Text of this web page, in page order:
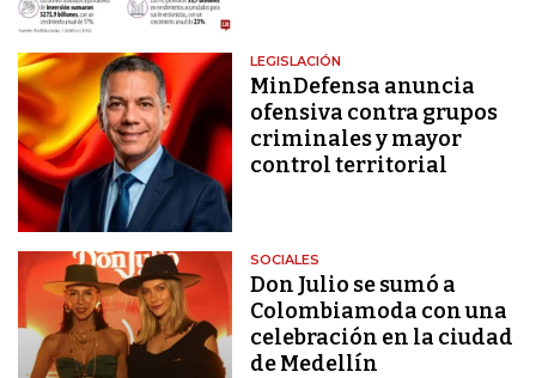
LEGISLACIÓN
MinDefensa anuncia
ofensiva contra grupos
criminales y mayor
control territorial
SOCIALES
Don Julio se sumó a
Colombiamoda con una
celebración en la ciudad
de Medellín